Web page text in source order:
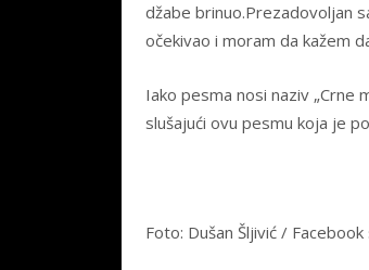
džabe brinuo.Prezadovoljan
očekivao i moram da kažem
Iako pesma nosi naziv „Crne
slušajući ovu pesmu koja je
Foto: Dušan Šljivić /